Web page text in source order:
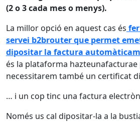
(2 o 3 cada mes o menys).
La millor opció en aquest cas és
servei b2brouter que permet
dipositar la factura
és la plataforma hazteunafacturae
necessitarem també un certificat
… i un cop tinc una factura
Només us cal dipositar-la a la